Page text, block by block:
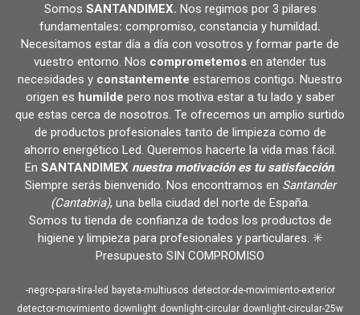
Somos SANTANDIMEX. Nos regimos por 3 pilares
fundamentales: compromiso, constancia y humildad.
Necesitamos estar día a día con vosotros y formar parte de
vuestro entorno. Nos comprometemos en atender tus
necesidades y constantemente estaremos contigo. Nuestro
origen es humilde pero nos motiva estar a tu lado y saber
que estas cerca de nosotros. Te ofrecemos un amplio surtido
de productos profesionales tanto de limpieza como de
ahorro energético Led. Queremos hacerte la vida mas fácil.
En SANTANDIMEX nuestra motivación es tu satisfacción.
Siempre serás bienvenido. Nos encontramos en Santander
(Cantabria), una bella ciudad del norte de España.
Somos tu tienda de confianza de todos los productos de
higiene y limpieza para profesionales y particulares. ✳️
Presupuesto SIN COMPROMISO
-negro-para-tira-led bayeta-multiusos detector-de-movimiento-exterior
detector-movimiento downlight downlight-circular downlight-circular-25w